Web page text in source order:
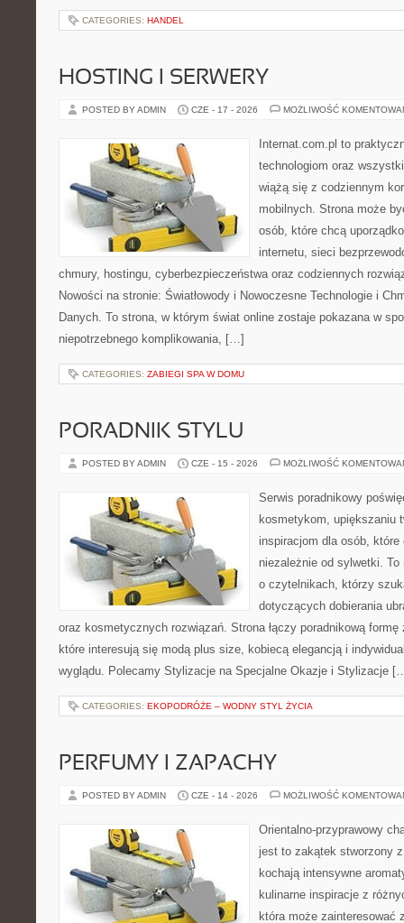
CATEGORIES: HANDEL
HOSTING I SERWERY
POSTED BY ADMIN CZE - 17 - 2026 MOŻLIWOŚĆ
Internat.com.pl to
technologiom oraz
wiążą się z codziennym
mobilnych. Strona może
osób, które chcą
internetu, sieci
chmury, hostingu, cyberbezpieczeństwa oraz codziennych
Nowości na stronie: Światłowody i Nowoczesne Technologie i
Danych. To strona, w którym świat online zostaje pokazana w
niepotrzebnego komplikowania, […]
CATEGORIES: ZABIEGI SPA W DOMU
PORADNIK STYLU
POSTED BY ADMIN CZE - 15 - 2026 MOŻLIWOŚĆ
Serwis poradnikowy
kosmetykom, upiększaniu
inspiracjom dla osób,
niezależnie od sylwetki.
o czytelnikach, którzy
dotyczących dobierania
oraz kosmetycznych rozwiązań. Strona łączy poradnikową
które interesują się modą plus size, kobiecą elegancją i
wyglądu. Polecamy Stylizacje na Specjalne Okazje i Stylizacje
CATEGORIES: EKOPODRÓŻE – WODNY STYL ŻYCIA
PERFUMY I ZAPACHY
POSTED BY ADMIN CZE - 14 - 2026 MOŻLIWOŚĆ
Orientalno-przyprawowy
jest to zakątek stworzony
kochają intensywne
kulinarne inspiracje z
która może zainteresować